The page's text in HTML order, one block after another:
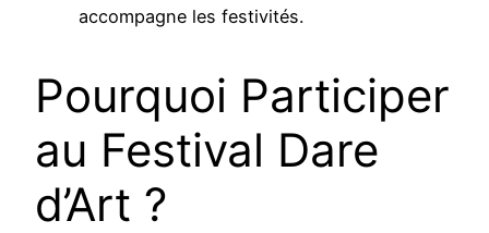
accompagne les festivités.
Pourquoi Participer
au Festival Dare
d’Art ?